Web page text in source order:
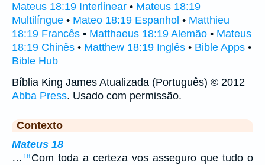
Mateus 18:19 Interlinear • Mateus 18:19
Multilíngue • Mateo 18:19 Espanhol • Matthieu
18:19 Francês • Matthaeus 18:19 Alemão • Mateus
18:19 Chinês • Matthew 18:19 Inglês • Bible Apps •
Bible Hub
Bíblia King James Atualizada (Português) © 2012
Abba Press. Usado com permissão.
Contexto
Mateus 18
… 18 Com toda a certeza vos asseguro que tudo o